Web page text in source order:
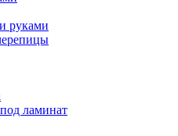
руками
ламинат